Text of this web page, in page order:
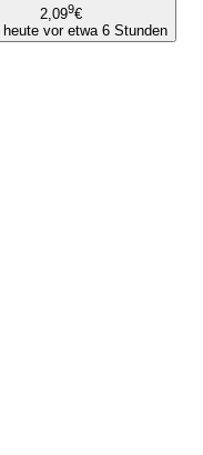
2,099€
heute vor etwa 6 Stunden